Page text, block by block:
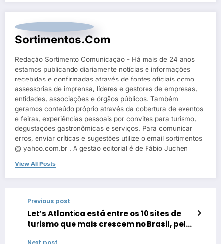
Sortimentos.com
Redação Sortimento Comunicação - Há mais de 24 anos
estamos publicando diariamente notícias e informações
recebidas e confirmadas através de fontes oficiais como
assessorias de imprensa, líderes e gestores de empresas,
entidades, associações e órgãos públicos. Também
geramos conteúdo próprio através da cobertura de eventos
e feiras, experiências pessoais por convites para turismo,
degustações gastronômicas e serviços. Para comunicar
erros, enviar críticas e sugestões utilize o email sortimentos
@ yahoo.com.br . A gestão editorial é de Fábio Juchen
View All Posts
Previous post
Let’s Atlantica está entre os 10 sites de
turismo que mais crescem no Brasil, pelo
Next post